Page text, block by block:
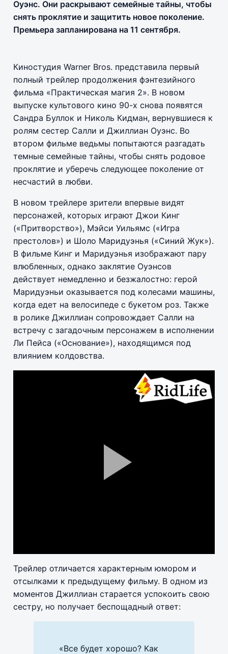
Оуэнс. Они раскрывают семейные тайны, чтобы
снять проклятие и защитить новое поколение.
Премьера запланирована на 11 сентября.
Киностудия Warner Bros. представила первый
полный трейлер продолжения фэнтезийного
фильма «Практическая магия 2». В новом
выпуске культового кино 90-х снова появятся
Сандра Буллок и Николь Кидман, вернувшиеся к
ролям сестер Салли и Джиллиан Оуэнс. Во
втором фильме ведьмы попытаются разгадать
темные семейные тайны, чтобы снять родовое
проклятие и уберечь следующее поколение от
несчастий в любви.
В новом трейлере зрители впервые видят
персонажей, которых играют Джои Кинг
(«Притворство»), Мэйси Уильямс («Игра
престолов») и Шоло Маридуэнья («Синий Жук»).
В фильме Кинг и Маридуэнья изображают пару
влюбленных, однако заклятие Оуэнсов
действует немедленно и безжалостно: герой
Маридуэньи оказывается под колесами машины,
когда едет на велосипеде с букетом роз. Также
в ролике Джиллиан сопровождает Салли на
встречу с загадочным персонажем в исполнении
Ли Пейса («Основание»), находящимся под
влиянием колдовства.
Трейлер отличается характерным юмором и
отсылками к предыдущему фильму. В одном из
моментов Джиллиан старается успокоить свою
сестру, но получает беспощадный ответ:
«Все будет хорошо? Как